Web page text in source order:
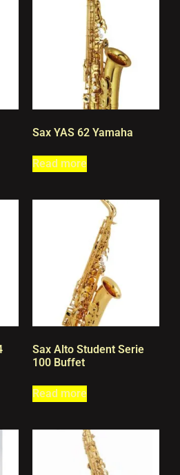
Sax YAS 62 Yamaha
Read more
Sax Alto Student Serie
100 Buffet
Read more